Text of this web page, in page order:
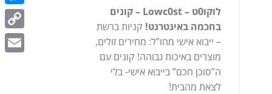
לוקו0ט – Lowc0st – קונים
בחכמה באינטרנט! קניות ברשת
– ייבוא אישי מחו”ל: מחירים זולים,
מוצרים באיכות גבוהה! קונים עם
ה”סוכן חכם” בייבוא אישי- בלי
לצאת מהבית!
Copy